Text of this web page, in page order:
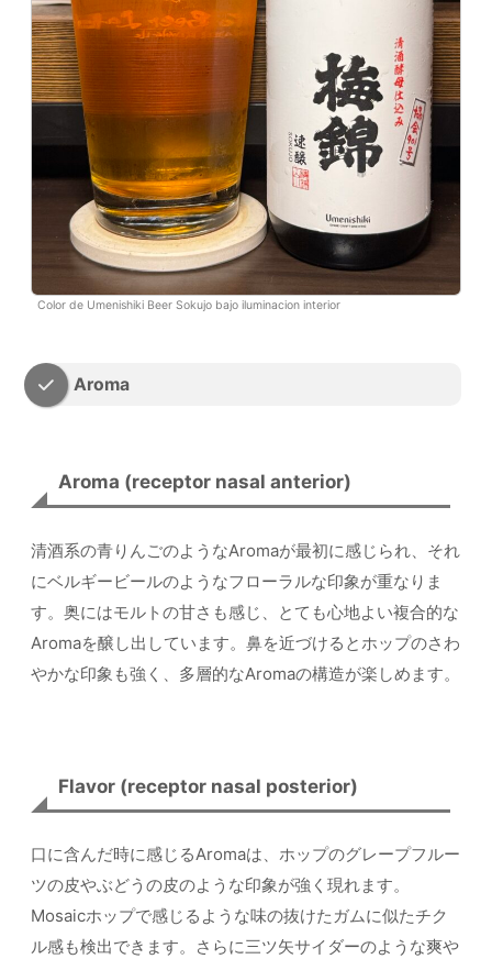
Color de Umenishiki Beer Sokujo bajo iluminacion interior
Aroma
Aroma (receptor nasal anterior)
清酒系の青りんごのようなAromaが最初に感じられ、それ
にベルギービールのようなフローラルな印象が重なりま
す。奥にはモルトの甘さも感じ、とても心地よい複合的な
Aromaを醸し出しています。鼻を近づけるとホップのさわ
やかな印象も強く、多層的なAromaの構造が楽しめます。
Flavor (receptor nasal posterior)
口に含んだ時に感じるAromaは、ホップのグレープフルー
ツの皮やぶどうの皮のような印象が強く現れます。
Mosaicホップで感じるような味の抜けたガムに似たチク
ル感も検出できます。さらに三ツ矢サイダーのような爽や